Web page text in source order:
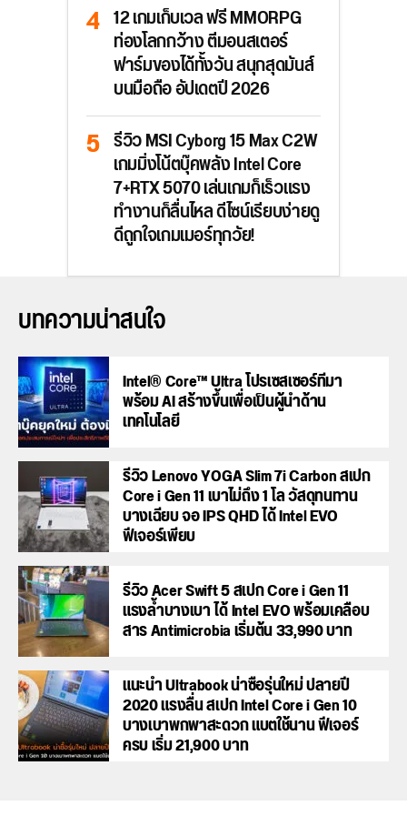
12 เกมเก็บเวล ฟรี MMORPG
ท่องโลกกว้าง ตีมอนสเตอร์
ฟาร์มของได้ทั้งวัน สนุกสุดมันส์
บนมือถือ อัปเดตปี 2026
รีวิว MSI Cyborg 15 Max C2W
เกมมิ่งโน้ตบุ๊คพลัง Intel Core
7+RTX 5070 เล่นเกมก็เร็วแรง
ทำงานก็ลื่นไหล ดีไซน์เรียบง่ายดู
ดีถูกใจเกมเมอร์ทุกวัย!
บทความน่าสนใจ
Intel® Core™ Ultra โปรเซสเซอร์ที่มา
พร้อม AI สร้างขึ้นเพื่อเป็นผู้นำด้าน
เทคโนโลยี
รีวิว Lenovo YOGA Slim 7i Carbon สเปก
Core i Gen 11 เบาไม่ถึง 1 โล วัสดุทนทาน
บางเฉียบ จอ IPS QHD ได้ Intel EVO
ฟีเจอร์เพียบ
รีวิว Acer Swift 5 สเปก Core i Gen 11
แรงล้ำบางเบา ได้ Intel EVO พร้อมเคลือบ
สาร Antimicrobia เริ่มต้น 33,990 บาท
แนะนำ Ultrabook น่าซื้อรุ่นใหม่ ปลายปี
2020 แรงลื่น สเปก Intel Core i Gen 10
บางเบาพกพาสะดวก แบตใช้นาน ฟีเจอร์
ครบ เริ่ม 21,900 บาท